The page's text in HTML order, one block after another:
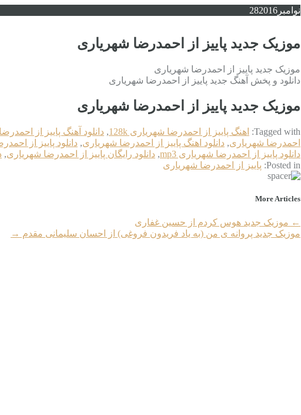
نوامبر 282016
موزیک جدید پاییز از احمدرضا شهریاری
موزیک جدید پاییز از احمدرضا شهریاری
دانلود و پخش آهنگ جدید پاییز از احمدرضا شهریاری
موزیک جدید پاییز از احمدرضا شهریاری
Tagged with: اهنگ پاییز از احمدرضا شهریاری 128k , دانلود آهنگ پاییز از
احمدرضا شهریاری, دانلود اهنگ پاییز از احمدرضا شهریاری, دانلود پاییز از
دانلود پاییز از احمدرضا شهریاری mp3
, دانلود رایگان پاییز از احمدرضا شهریاری,
Posted in: پاییز از احمدرضا شهریاری
More Articles
← موزیک جدید هوس کردم از حسین غفاری
موزیک جدید پروانه ی من (به یاد فریدون فروغی) از احسان سلیمانی مقدم →